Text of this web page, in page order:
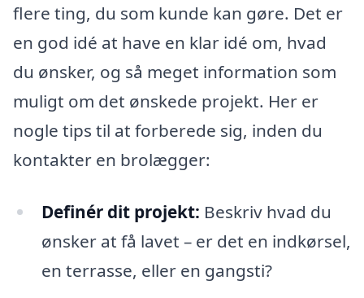
flere ting, du som kunde kan gøre. Det er
en god idé at have en klar idé om, hvad
du ønsker, og så meget information som
muligt om det ønskede projekt. Her er
nogle tips til at forberede sig, inden du
kontakter en brolægger:
Definér dit projekt: Beskriv hvad du
ønsker at få lavet – er det en indkørsel,
en terrasse, eller en gangsti?